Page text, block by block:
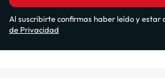
Al suscribirte confirmas haber leído y estar
de Privacidad